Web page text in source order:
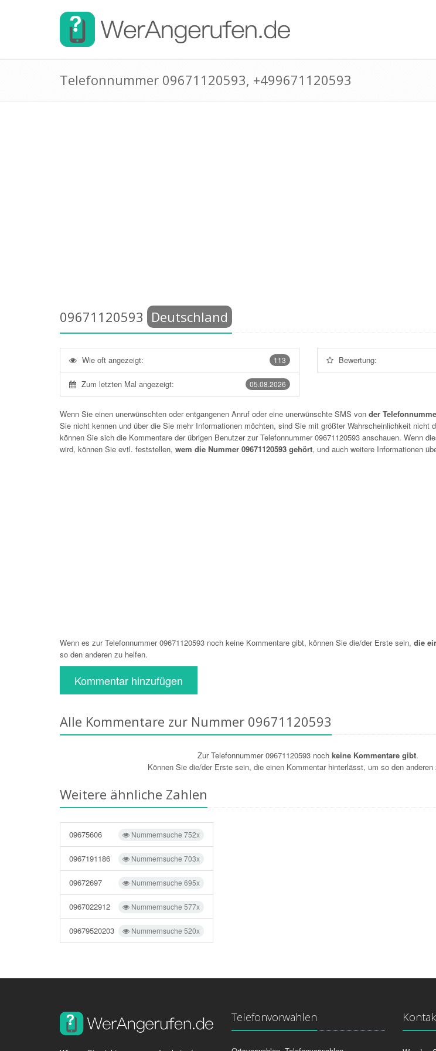
Telefonnummer 09671120593, +499671120593
09671120593 Deutschland
113
Wie oft angezeigt:
05.08.2026
Zum letzten Mal angezeigt:
Bewertung:
Wenn Sie einen unerwünschten oder entgangenen Anruf oder eine unerwünschte SMS von der
Sie nicht kennen und über die Sie mehr Informationen möchten, sind Sie mit größter Wahrscheinlichkeit nicht
können Sie sich die Kommentare der übrigen Benutzer zur Telefonnummer09671120593 anschauen. Wenn
wird, können Sie evtl. feststellen, wem die Nummer 09671120593 gehört, und auch weitere Informationen
Wenn es zur Telefonnummer 09671120593 noch keine Kommentare gibt, können Sie die/der Erste sein, die
so den anderen zu helfen.
Kommentar hinzufügen
Alle Kommentare zur Nummer 09671120593
Zur Telefonnummer 09671120593 nochkeine Kommentare gibt.
Können Sie die/der Erste sein, die einen Kommentar hinterlässt, um so den anderen
Weitere ähnliche Zahlen
Nummernsuche 752x
09675606
Nummernsuche 703x
0967191186
Nummernsuche 695x
09672697
Nummernsuche 577x
0967022912
Nummernsuche 520x
09679520203
Telefonvorwahlen